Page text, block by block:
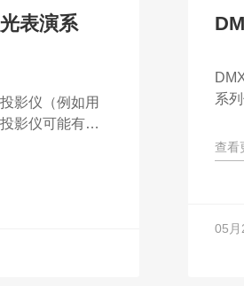
表演系
影仪（例如用
影仪可能有许
系列
查看
05